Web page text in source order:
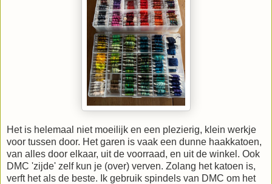
Het is helemaal niet moeilijk en een plezierig, klein werkje
voor tussen door. Het garen is vaak een dunne haakkatoen,
van alles door elkaar, uit de voorraad, en uit de winkel. Ook
DMC 'zijde' zelf kun je (over) verven. Zolang het katoen is,
verft het als de beste. Ik gebruik spindels van DMC om het